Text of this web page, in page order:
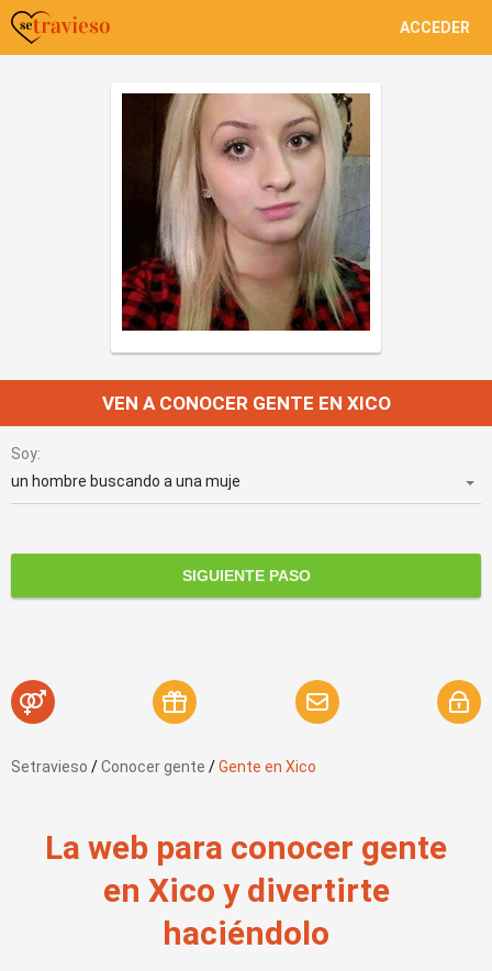
ACCEDER
VEN A CONOCER GENTE EN XICO
Soy:
SIGUIENTE PASO
Setravieso /Conocer gente /Gente en Xico
La web para conocer gente
en Xico y divertirte
haciéndolo